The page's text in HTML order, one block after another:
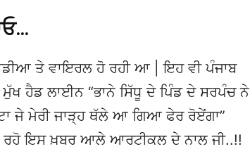
ਤੇ ਵਾਇਰਲ ਹੋ ਰਹੀ ਆ | ਇਹ ਵੀ ਪੰਜਾਬ
ਹੈਡ ਲਾਈਨ “ਭਾਨੇ ਸਿੱਧੂ ਦੇ ਪਿੰਡ ਦੇ ਸਰਪੰਚ ਨੇ
ਜੇ ਮੇਰੀ ਜਾੜ੍ਹ ਥੱਲੇ ਆ ਗਿਆ ਫੇਰ ਰੋਏਂਗਾ”
ਰਹੋ ਇਸ ਖ਼ਬਰ ਆਲੇ ਆਰਟੀਕਲ ਦੇ ਨਾਲ ਜੀ..!!